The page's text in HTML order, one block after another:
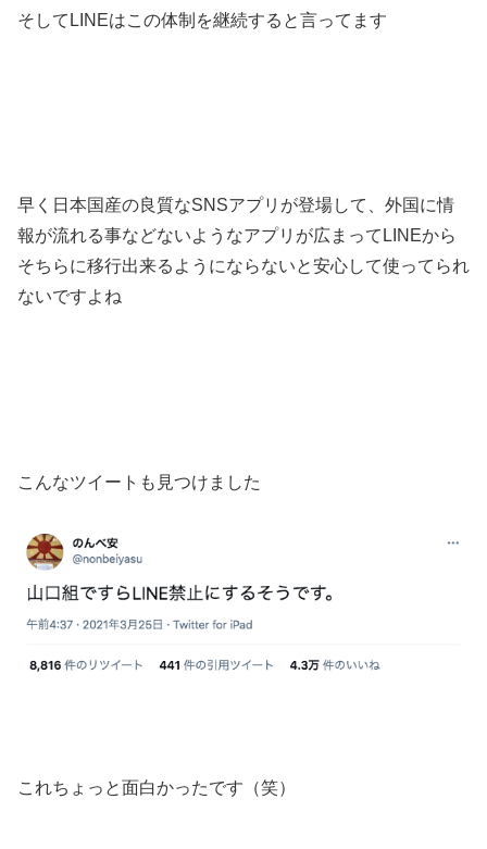
そしてLINEはこの体制を継続すると言ってます
早く日本国産の良質なSNSアプリが登場して、外国に情
報が流れる事などないようなアプリが広まってLINEから
そちらに移行出来るようにならないと安心して使ってられ
ないですよね
こんなツイートも見つけました
これちょっと面白かったです（笑）